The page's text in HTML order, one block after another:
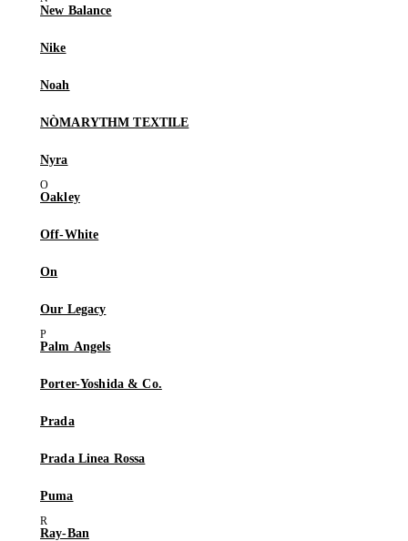
New Balance
Nike
Noah
NÒMARYTHM TEXTILE
Nyra
Oakley
Off-White
On
Our Legacy
Palm Angels
Porter-Yoshida & Co.
Prada
Prada Linea Rossa
Puma
Ray-Ban